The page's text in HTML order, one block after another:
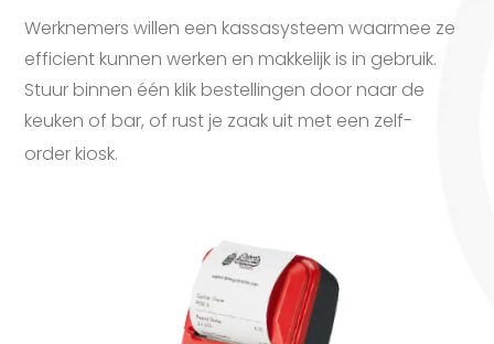
Werknemers willen een kassasysteem waarmee ze
efficient kunnen werken en makkelijk is in gebruik.
Stuur binnen één klik bestellingen door naar de
keuken of bar, of rust je zaak uit met een zelf-
order kiosk.